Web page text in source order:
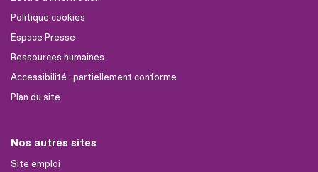
Politique cookies
Espace Presse
Ressources humaines
Accessibilité : partiellement conforme
Plan du site
Nos autres sites
Site emploi